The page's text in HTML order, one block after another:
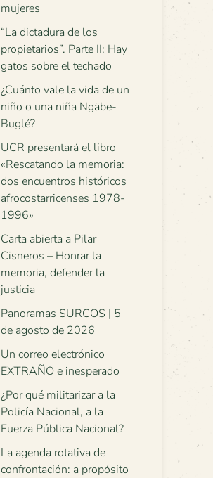
mujeres
“La dictadura de los
propietarios”. Parte II: Hay
gatos sobre el techado
¿Cuánto vale la vida de un
niño o una niña Ngäbe-
Buglé?
UCR presentará el libro
«Rescatando la memoria:
dos encuentros históricos
afrocostarricenses 1978-
1996»
Carta abierta a Pilar
Cisneros – Honrar la
memoria, defender la
justicia
Panoramas SURCOS | 5
de agosto de 2026
Un correo electrónico
EXTRAÑO e inesperado
¿Por qué militarizar a la
Policía Nacional, a la
Fuerza Pública Nacional?
La agenda rotativa de
confrontación: a propósito